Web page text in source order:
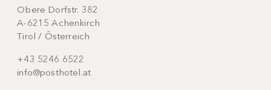
Obere Dorfstr. 382
A-6215 Achenkirch
Tirol / Österreich
+43 5246 6522
info@posthotel.at